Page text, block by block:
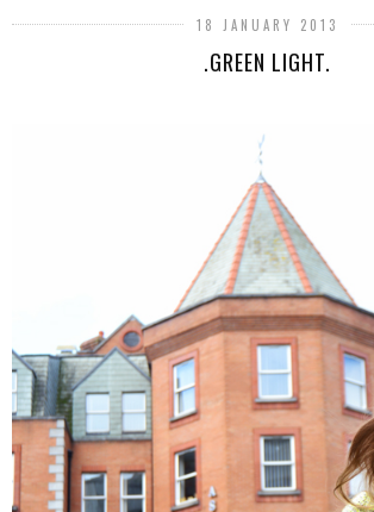
18 JANUARY 2013
.GREEN LIGHT.